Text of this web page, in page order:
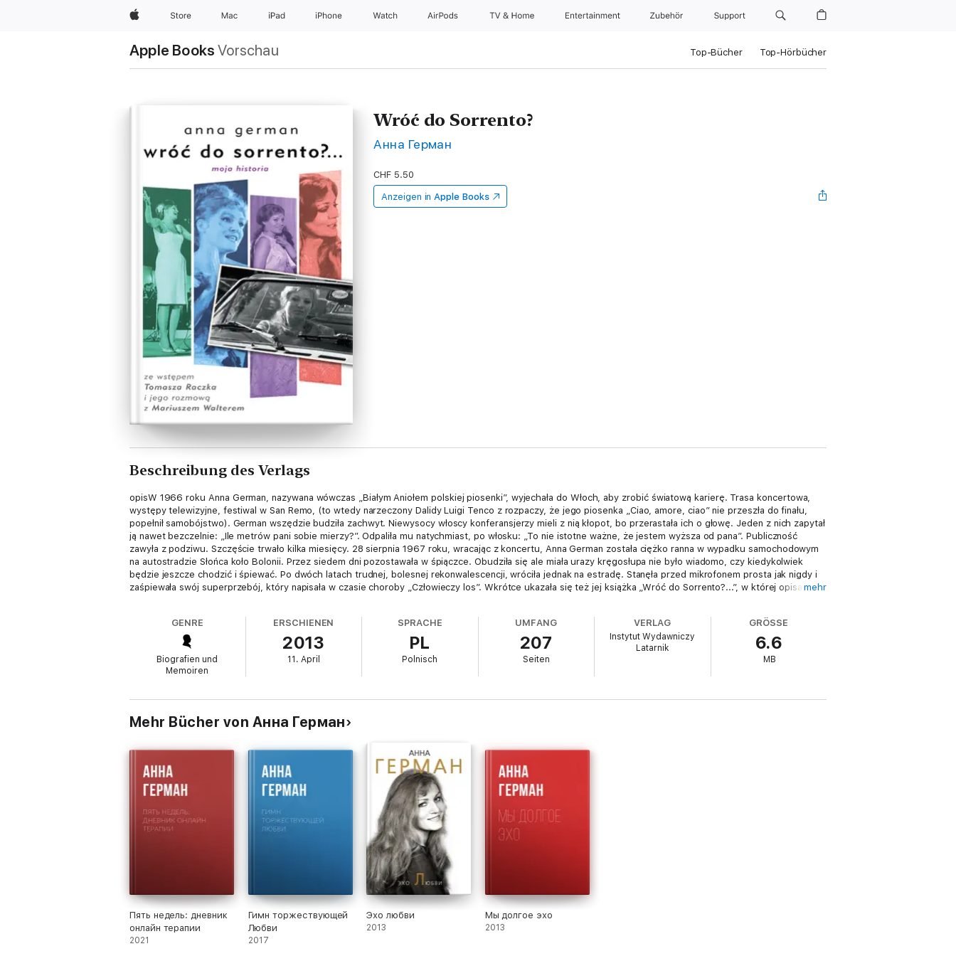
Apple Store Mac iPad iPhone Watch AirPods TV & Home Entertainment Zubehör Support
Apple Books Vorschau Top-Bücher Top-Hörbücher
Wróć do Sorrento?
Анна Герман
CHF 5.50
Anzeigen in Apple Books
Beschreibung des Verlags
opisW 1966 roku Anna German, nazywana wówczas „Białym Aniołem polskiej piosenki”, wyjechała do Włoch, aby zrobić światową karierę. Trasa koncertowa,
występy telewizyjne, festiwal w San Remo, (to wtedy narzeczony Dalidy Luigi Tenco z rozpaczy, że jego piosenka „Ciao, amore, ciao” nie przeszła do finału,
popełnił samobójstwo). German wszędzie budziła zachwyt. Niewysocy włoscy konferansjerzy mieli z nią kłopot, bo przerastała ich o głowę. Jeden z nich zapytał
ją nawet bezczelnie: „Ile metrów pani sobie mierzy?”. Odpaliła mu natychmiast, po włosku: „To nie istotne ważne, że jestem wyższa od pana”. Publiczność
zawyła z podziwu. Szczęście trwało kilka miesięcy. 28 sierpnia 1967 roku, wracając z koncertu, Anna German została ciężko ranna w wypadku samochodowym
na autostradzie Słońca koło Bolonii. Przez siedem dni pozostawała w śpiączce. Obudziła się ale miała urazy kręgosłupa nie było wiadomo, czy kiedykolwiek
będzie jeszcze chodzić i śpiewać. Po dwóch latach trudnej, bolesnej rekonwalescencji, wróciła jednak na estradę. Stanęła przed mikrofonem prosta jak nigdy i
zaśpiewała swój superprzebój, który napisała w czasie choroby „Człowieczy los”. Wkrótce ukazała się też jej książka „Wróć do Sorrento?...”, w której opisałamehr
GENRE
Biografien und
Memoiren
ERSCHIENEN
2013
11. April
SPRACHE
PL
Polnisch
UMFANG
207
Seiten
VERLAG
Instytut Wydawniczy
Latarnik
GRÖSSE
6.6
MB
Mehr Bücher von Анна Герман
Пять недель: дневник
онлайн терапии
2021
Гимн торжествующей
Любви
2017
Эхо любви
2013
Мы долгое эхо
2013